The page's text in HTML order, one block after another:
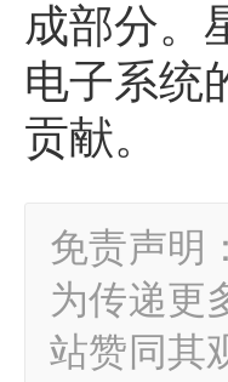
成部分。
电子系统
贡献。
免责声明
为传递更
站赞同其